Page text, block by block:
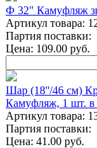
Ф 32" Камуфляж
Артикул товара:
Партия поставки:
Цена: 109.00 руб.
Шар (18''/46 см)
Камуфляж, 1 шт. в
Артикул товара:
Партия поставки:
Цена: 41.00 руб.